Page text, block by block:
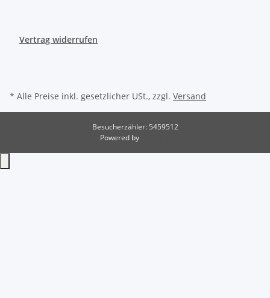
Vertrag widerrufen
* Alle Preise inkl. gesetzlicher USt., zzgl. Versand
Besucherzähler: 5459512
Powered by